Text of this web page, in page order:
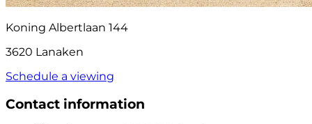
Koning Albertlaan 144
3620 Lanaken
Schedule a viewing
Contact information